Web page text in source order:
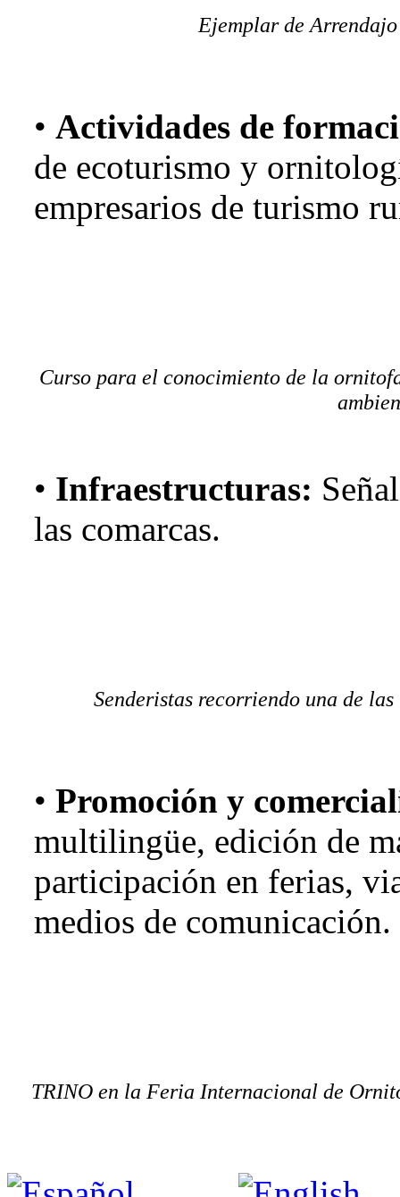
Ejemplar de
• Actividades de
de ecoturismo y
empresarios de turismo
Curso para el conocimiento de la
• Infraestructuras:
las comarcas.
Senderistas recorriendo una de
• Promoción y
multilingüe, edición de
participación en ferias,
medios de comunicación.
TRINO en la Feria Internacional de